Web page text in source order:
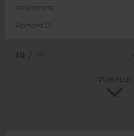
simplement.
Raimund D.